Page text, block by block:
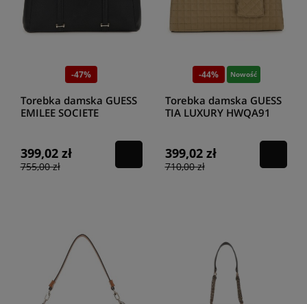
-47%
Torebka damska GUESS
EMILEE SOCIETE
399,02 zł
755,00 zł
-44% Nowość
Torebka damska GUESS
TIA LUXURY HWQA91
399,02 zł
710,00 zł